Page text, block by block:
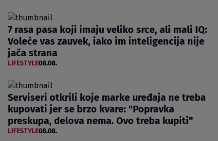
7 rasa pasa koji imaju veliko srce, ali mali IQ:
Voleće vas zauvek, iako im inteligencija nije
jača strana
LIFESTYLE08.08.
Serviseri otkrili koje marke uređaja ne treba
kupovati jer se brzo kvare: "Popravka
preskupa, delova nema. Ovo treba kupiti"
LIFESTYLE08.08.